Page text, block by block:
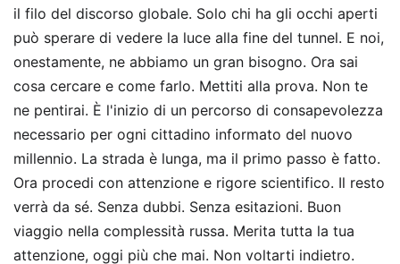
il filo del discorso globale. Solo chi ha gli occhi aperti
può sperare di vedere la luce alla fine del tunnel. E noi,
onestamente, ne abbiamo un gran bisogno. Ora sai
cosa cercare e come farlo. Mettiti alla prova. Non te
ne pentirai. È l'inizio di un percorso di consapevolezza
necessario per ogni cittadino informato del nuovo
millennio. La strada è lunga, ma il primo passo è fatto.
Ora procedi con attenzione e rigore scientifico. Il resto
verrà da sé. Senza dubbi. Senza esitazioni. Buon
viaggio nella complessità russa. Merita tutta la tua
attenzione, oggi più che mai. Non voltarti indietro.